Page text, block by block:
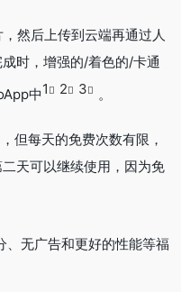
然后上传到云端再通过人
时，增强的/着色的/卡通
中1 2 3 。
但每天的免费次数有限，
天可以继续使用，因为免
、无广告和更好的性能等福